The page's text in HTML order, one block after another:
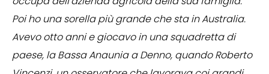
Poi ho una sorella più grande che sta in Australia.
Avevo otto anni e giocavo in una squadretta di
paese, la Bassa Anaunia a Denno, quando Roberto